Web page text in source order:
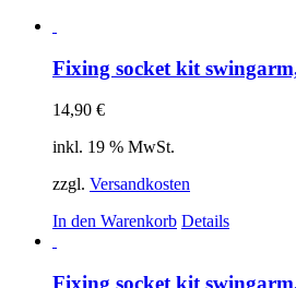
Fixing socket kit
14,90 €
inkl. 19 % MwSt.
zzgl. Versandkosten
In den Warenkorb Details
Fixing socket kit